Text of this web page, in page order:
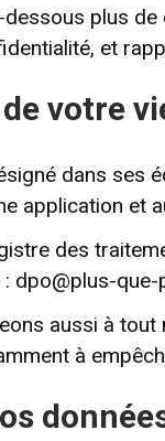
plus de
et
votre
dans ses
application et
des
dpo@plus-
aussi à
à